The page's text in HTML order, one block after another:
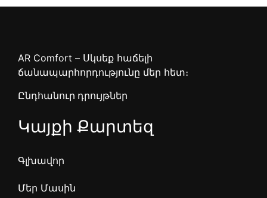
AR Comfort – Սկսեք հաճելի
ճանապարհորդությունը մեր հետ։
Ընդհանուր դրույթներ
Կայքի Քարտեզ
Գլխավոր
Մեր Մասին